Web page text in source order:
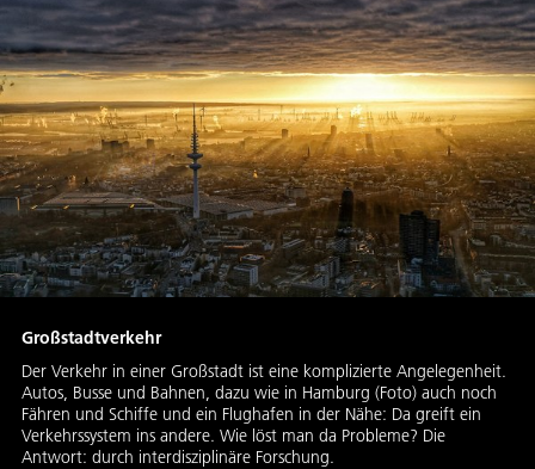
Großstadtverkehr
Der Verkehr in einer Großstadt ist eine komplizierte Angelegenheit.
Autos, Busse und Bahnen, dazu wie in Hamburg (Foto) auch noch
Fähren und Schiffe und ein Flughafen in der Nähe: Da greift ein
Verkehrssystem ins andere. Wie löst man da Probleme? Die
Antwort: durch interdisziplinäre Forschung.